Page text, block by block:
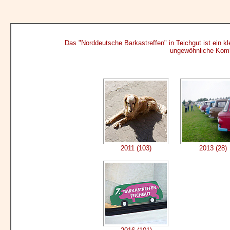
Das "Norddeutsche Barkastreffen" in Teichgut ist ein
ungewöhnliche
2011 (103) 2013 (28)